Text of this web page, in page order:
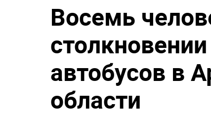
Восемь
автобусов в
области